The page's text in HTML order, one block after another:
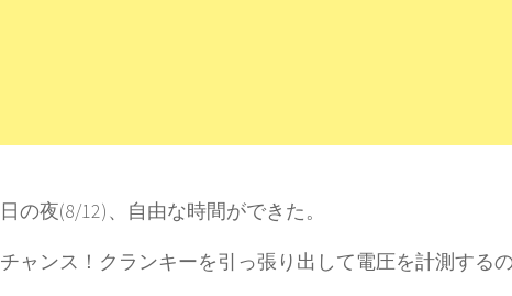
の夜(8/12)、自由な時間ができた。
ャンス！クランキーを引っ張り出して電圧を計測する